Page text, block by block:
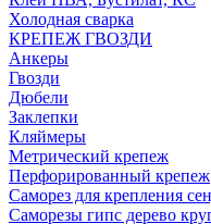
Холодная сварка
КРЕПЕЖ ГВОЗДИ
Анкеры
Гвозди
Дюбели
Заклепки
Кляймеры
Метрический крепеж
Перфорированный крепеж
Саморез для крепления
Саморезы гипс дерево